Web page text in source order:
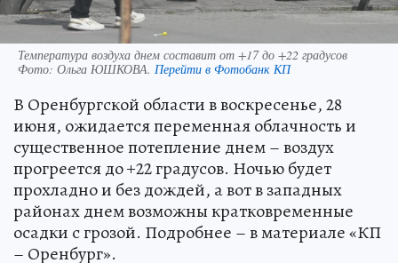
Температура воздуха днем составит от +17 до +22 градусов
Фото: Ольга ЮШКОВА. Перейти в Фотобанк КП
В Оренбургской области в воскресенье, 28
июня, ожидается переменная облачность и
существенное потепление днем – воздух
прогреется до +22 градусов. Ночью будет
прохладно и без дождей, а вот в западных
районах днем возможны кратковременные
осадки с грозой. Подробнее – в материале «КП
– Оренбург».